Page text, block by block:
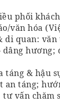
phối
văn hóa
di quan:
dâng
táng & hậu
an táng;
vấn chăm